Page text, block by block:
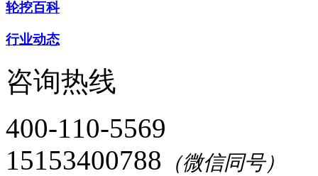
轮挖百科
行业动态
咨询热线
400-110-5569
15153400788 （微信同号）